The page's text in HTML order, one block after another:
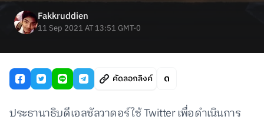
Fakkruddien
11 Sep 2021 AT 13:51 GMT-0
คัดลอกลิงค์
ประธานาธิบดีเอลซัลวาดอร์ใช้ Twitter เพื่อดำเนินการ